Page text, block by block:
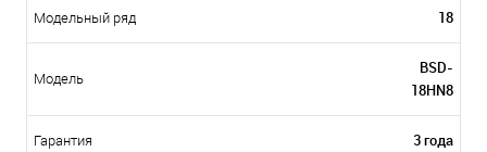
Модельный ряд 18
Модель
BSD-
18HN8
Гарантия 3 года